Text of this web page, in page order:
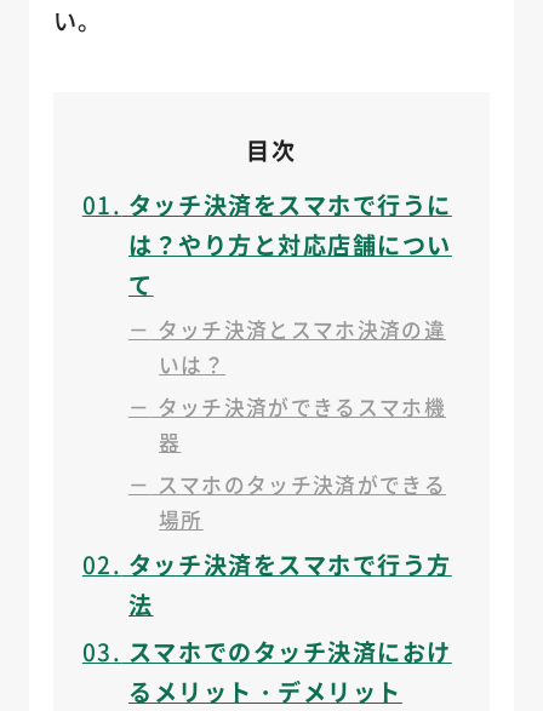
い。
目次
01
タッチ決済をスマホで行うに
は？やり方と対応店舗につい
て
－ タッチ決済とスマホ決済の違
いは？
－ タッチ決済ができるスマホ機
器
－ スマホのタッチ決済ができる
場所
02
タッチ決済をスマホで行う方
法
03
スマホでのタッチ決済におけ
るメリット・デメリット